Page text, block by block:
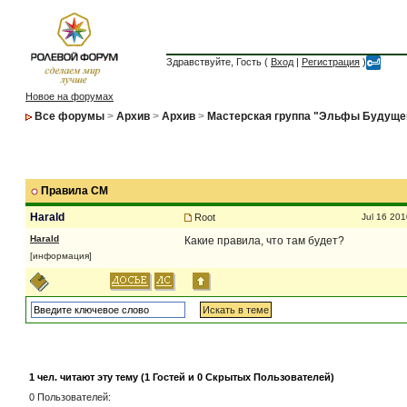
Здравствуйте, Гость ( Вход | Регистрация )
Новое на форумах
Все форумы > Архив > Архив > Мастерская группа "Эльфы
Правила СМ
Harald Root Jul 16
Harald
[информация]
Какие правила, что там будет?
1 чел. читают эту тему (1 Гостей и 0 Скрытых Пользователей)
0 Пользователей: